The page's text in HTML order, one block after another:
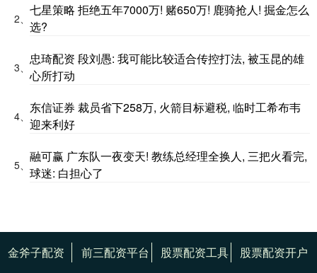
2、
七星策略 拒绝五年7000万! 赌650万! 鹿骑抢人! 掘金怎么
选?
3、
忠琦配资 段刘愚: 我可能比较适合传控打法, 被玉昆的雄
心所打动
4、
东信证券 裁员省下258万, 火箭目标避税, 临时工希布韦
迎来利好
5、
融可赢 广东队一夜变天! 教练总经理全换人, 三把火看完,
球迷: 白担心了
金斧子配资 前三配资平台 股票配资工具 股票配资开户